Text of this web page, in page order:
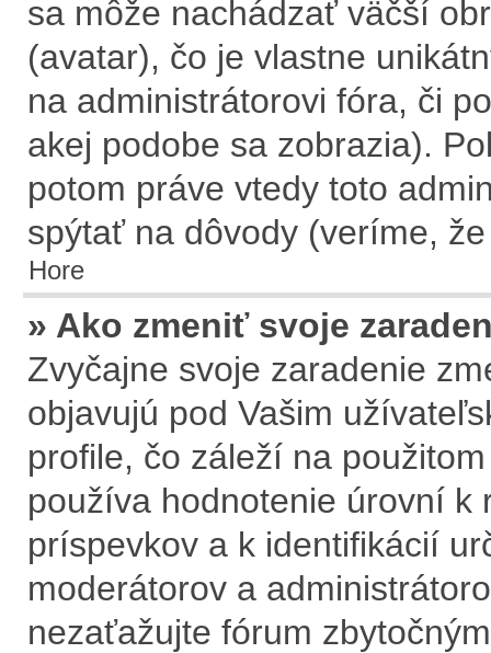
sa môže nachádzať väčší
(avatar), čo je vlastne
na administrátorovi fóra, či
akej podobe sa zobrazia).
potom práve vtedy toto
spýtať na dôvody (veríme,
Hore
» Ako zmeniť svoje
Zvyčajne svoje zaradenie
objavujú pod Vašim
profile, čo záleží na
používa hodnotenie úrovní k
príspevkov a k identifikácií
moderátorov a
nezaťažujte fórum